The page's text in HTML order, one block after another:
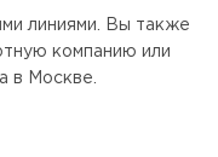
линиями. Вы также
компанию или
в Москве.